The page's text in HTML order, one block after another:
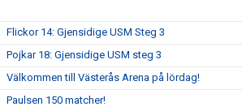
Flickor 14: Gjensidige USM Steg 3
Pojkar 18: Gjensidige USM steg 3
Välkommen till Västerås Arena på lördag!
Paulsen 150 matcher!